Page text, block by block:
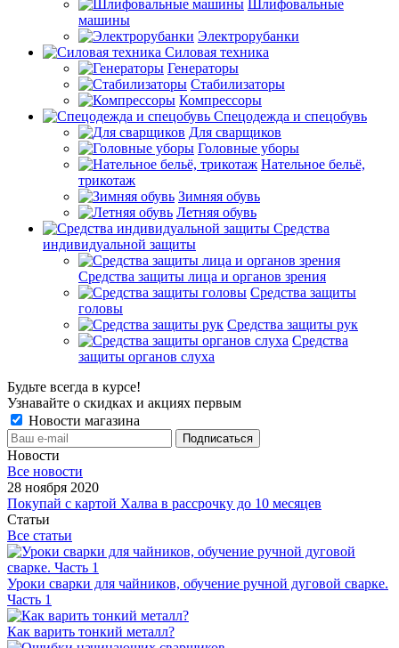
Шлифовальные
машины
Электрорубанки
Силовая техника
Генераторы
Стабилизаторы
Компрессоры
Спецодежда и спецобувь
Для сварщиков
Головные уборы
Нательное бельё,
трикотаж
Зимняя обувь
Летняя обувь
Средства
индивидуальной защиты
Средства защиты лица и органов зрения
Средства защиты
головы
Средства защиты рук
Средства
защиты органов слуха
Будьте всегда в курсе!
Узнавайте о скидках и акциях первым
Новости магазина
Новости
Все новости
28 ноября 2020
Покупай с картой Халва в рассрочку до 10 месяцев
Статьи
Все статьи
Уроки сварки для чайников, обучение ручной дуговой сварке.
Часть 1
Как варить тонкий металл?